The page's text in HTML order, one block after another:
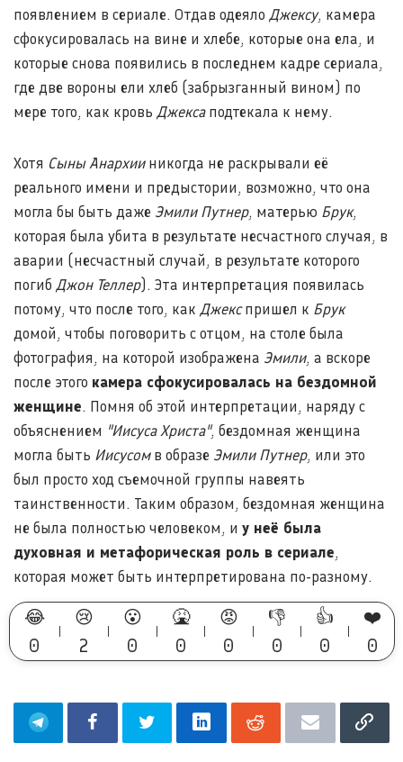
появлением в сериале. Отдав одеяло Джексу, камера
сфокусировалась на вине и хлебе, которые она ела, и
которые снова появились в последнем кадре сериала,
где две вороны ели хлеб (забрызганный вином) по
мере того, как кровь Джексаподтекала к нему.
Хотя Сыны Анархииникогда не раскрывали её
реального имени и предыстории, возможно, что она
могла бы быть даже Эмили Путнер, матерью Брук,
которая была убита в результате несчастного случая, в
аварии (несчастный случай, в результате которого
погиб Джон Теллер). Эта интерпретация появилась
потому, что после того, как Джекспришел к Брук
домой, чтобы поговорить с отцом, на столе была
фотография, на которой изображена Эмили, а вскоре
после этого камера сфокусировалась на бездомной
женщине. Помня об этой интерпретации, наряду с
объяснением "Иисуса Христа", бездомная женщина
могла быть Иисусомв образе Эмили Путнер, или это
был просто ход съемочной группы навеять
таинственности. Таким образом, бездомная женщина
не была полностью человеком, и у неё была
духовная и метафорическая роль в сериале,
которая может быть интерпретирована по-разному.
😂
0
😢
2
😮
0
🤮
0
😡
0
👎
0
👍
0
❤️
0